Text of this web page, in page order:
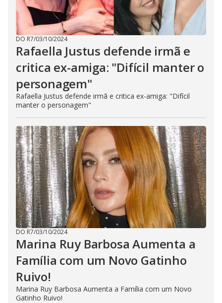
DO R7/03/10/2024
Rafaella Justus defende irmã e
critica ex-amiga: "Difícil manter o
personagem"
Rafaella Justus defende irmã e critica ex-amiga: "Difícil
manter o personagem"
DO R7/03/10/2024
Marina Ruy Barbosa Aumenta a
Família com um Novo Gatinho
Ruivo!
Marina Ruy Barbosa Aumenta a Família com um Novo
Gatinho Ruivo!